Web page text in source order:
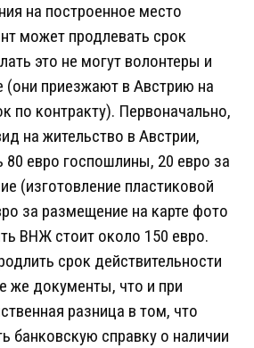
на построенное место
может продлевать срок
это не могут волонтеры и
приезжают в Австрию на
по контракту). Первоначально,
на жительство в Австрии,
80 евро госпошлины, 20 евро за
(изготовление пластиковой
за размещение на карте фото
ВНЖ стоит около 150 евро.
срок действительности
же документы, что и при
разница в том, что
банковскую справку о наличии